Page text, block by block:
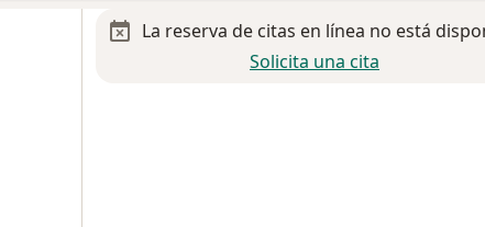
La reserva de citas en línea no está
Solicita una cita